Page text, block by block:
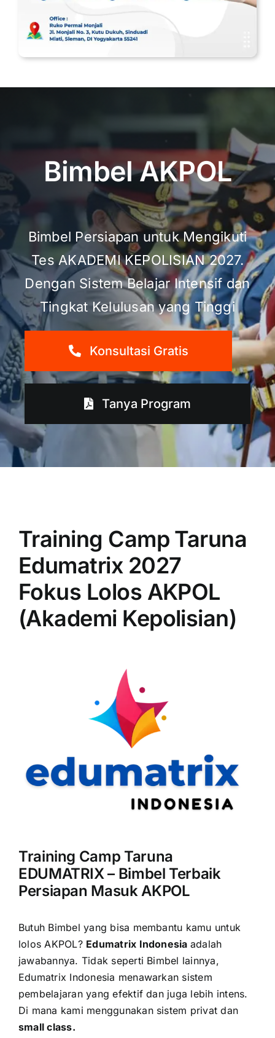
Bimbel AKPOL
Bimbel Persiapan untuk Mengikuti
Tes AKADEMI KEPOLISIAN 2027.
Dengan Sistem Belajar Intensif dan
Tingkat Kelulusan yang Tinggi
Konsultasi Gratis
Tanya Program
Training Camp Taruna
Edumatrix 2027
Fokus Lolos AKPOL
(Akademi Kepolisian)
Training Camp Taruna
EDUMATRIX – Bimbel Terbaik
Persiapan Masuk AKPOL
Butuh Bimbel yang bisa membantu kamu untuk
lolos AKPOL? Edumatrix Indonesia adalah
jawabannya. Tidak seperti Bimbel lainnya,
Edumatrix Indonesia menawarkan sistem
pembelajaran yang efektif dan juga lebih intens.
Di mana kami menggunakan sistem privat dan
small class.